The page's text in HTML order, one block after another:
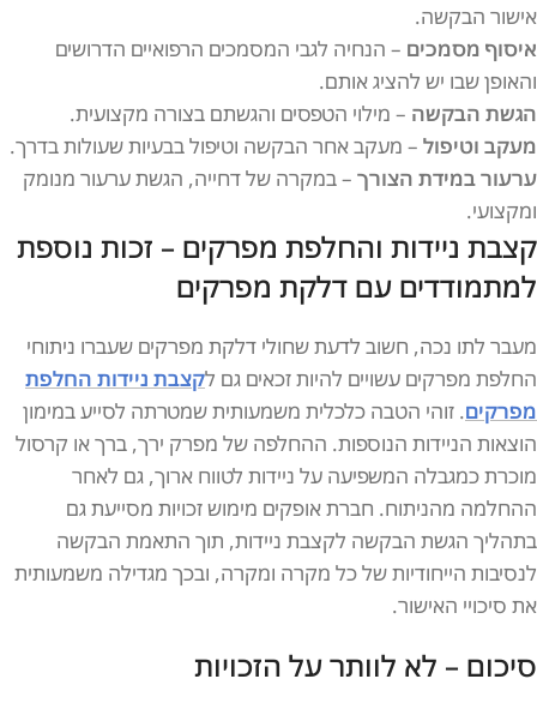
אישור הבקשה.
איסוף מסמכים – הנחיה לגבי המסמכים הרפואיים הדרושים
והאופן שבו יש להציג אותם.
הגשת הבקשה – מילוי הטפסים והגשתם בצורה מקצועית.
מעקב וטיפול – מעקב אחר הבקשה וטיפול בבעיות שעולות בדרך.
ערעור במידת הצורך – במקרה של דחייה, הגשת ערעור מנומק
ומקצועי.
קצבת ניידות והחלפת מפרקים – זכות נוספת
למתמודדים עם דלקת מפרקים
מעבר לתו נכה, חשוב לדעת שחולי דלקת מפרקים שעברו ניתוחי
החלפת מפרקים עשויים להיות זכאים גם לקצבת ניידות החלפת
מפרקים. זוהי הטבה כלכלית משמעותית שמטרתה לסייע במימון
הוצאות הניידות הנוספות. ההחלפה של מפרק ירך, ברך או קרסול
מוכרת כמגבלה המשפיעה על ניידות לטווח ארוך, גם לאחר
ההחלמה מהניתוח. חברת אופקים מימוש זכויות מסייעת גם
בתהליך הגשת הבקשה לקצבת ניידות, תוך התאמת הבקשה
לנסיבות הייחודיות של כל מקרה ומקרה, ובכך מגדילה משמעותית
את סיכויי האישור.
סיכום – לא לוותר על הזכויות